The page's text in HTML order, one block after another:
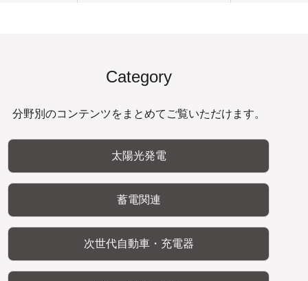
Category
分野別のコンテンツをまとめてご覧いただけます。
太陽光発電
蓄電関連
次世代自動車・充電器